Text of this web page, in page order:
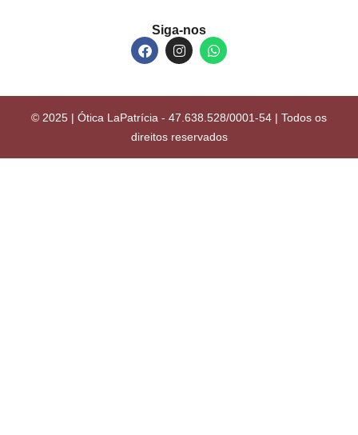
Siga-nos
© 2025 | Ótica LaPatrícia - 47.638.528/0001-54 | Todos os
direitos reservados